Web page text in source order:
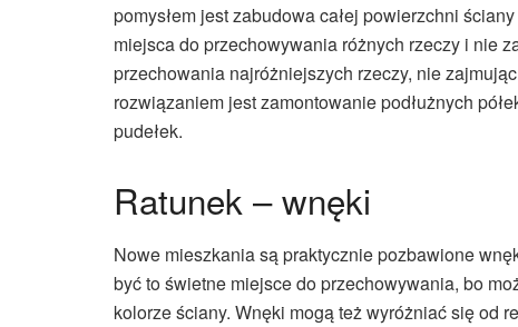
pomysłem jest zabudowa całej powierzchni
miejsca do przechowywania różnych rzeczy i nie
przechowania najróżniejszych rzeczy, nie
rozwiązaniem jest zamontowanie podłużnych
pudełek.
Ratunek – wnęki
Nowe mieszkania są praktycznie pozbawione
być to świetne miejsce do przechowywania, bo
kolorze ściany. Wnęki mogą też wyróżniać się od